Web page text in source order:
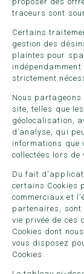
traceurs sont
Certains
gestion des
plaintes pour
indépendamment
strictement
Nous
site, telles que
géolocalisation,
d’analyse, qui
informations que
collectées lors
Du fait
certains Cookies
commerciaux et
partenaires, sont
vie privée de ces
Cookies dont
vous disposez
Cookies.